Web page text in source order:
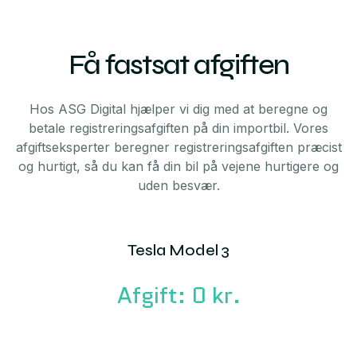
Få fastsat afgiften
Hos ASG Digital hjælper vi dig med at beregne og
betale registreringsafgiften på din importbil. Vores
afgiftseksperter beregner registreringsafgiften præcist
og hurtigt, så du kan få din bil på vejene hurtigere og
uden besvær.
Tesla Model 3
Afgift: 0 kr.